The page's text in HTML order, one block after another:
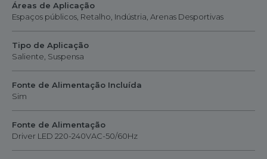
Áreas de Aplicação
Espaços públicos, Retalho, Indústria, Arenas Desportivas
Tipo de Aplicação
Saliente, Suspensa
Fonte de Alimentação Incluída
Sim
Fonte de Alimentação
Driver LED 220-240VAC-50/60Hz